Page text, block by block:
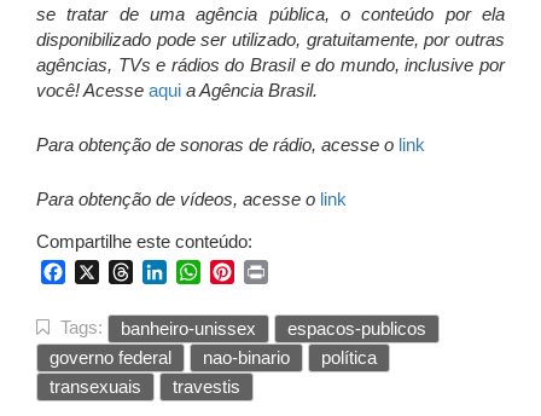
se tratar de uma agência pública, o conteúdo por ela
disponibilizado pode ser utilizado, gratuitamente, por outras
agências, TVs e rádios do Brasil e do mundo, inclusive por
você! Acesse aqui a Agência Brasil.
Para obtenção de sonoras de rádio, acesse o link
Para obtenção de vídeos, acesse o link
Compartilhe este conteúdo:
FacebookThreadsLinkedInWhatsApp
Pinterest
Tags: banheiro-unissex
espacos-publicos
governo federal
nao-binario
política
transexuais
travestis